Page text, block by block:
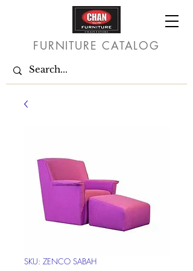
FURNITURE CATALOG
SKU: ZENCO SABAH